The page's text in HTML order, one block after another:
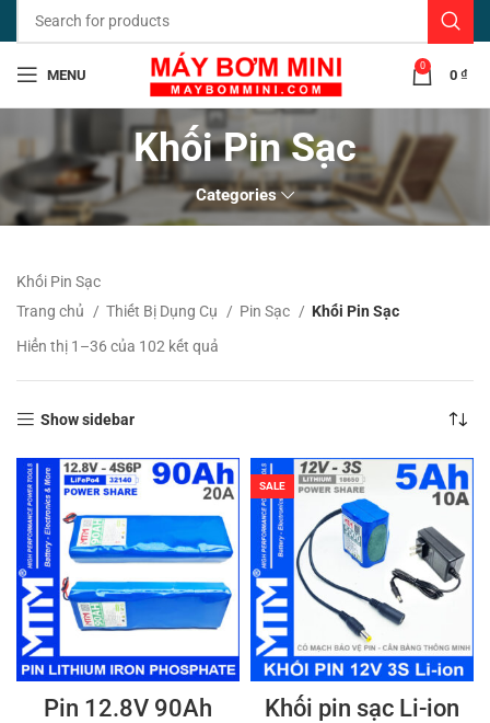
MENU
0
0 ₫
Khối Pin Sạc
Categories
Khối Pin Sạc
Trang chủ
Thiết Bị Dụng Cụ Pin Sạc
Khối Pin Sạc
Hiển thị 1–36 của 102 kết quả
nhất
Show sidebar
Pin 12.8V 90Ah
SALE
Khối pin sạc Li-ion